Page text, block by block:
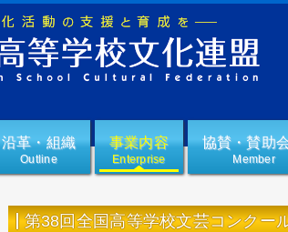
沿革・組織
outline
事業内容
enterprise
協賛・賛助
member
第38回全国高等学校文芸コンクー